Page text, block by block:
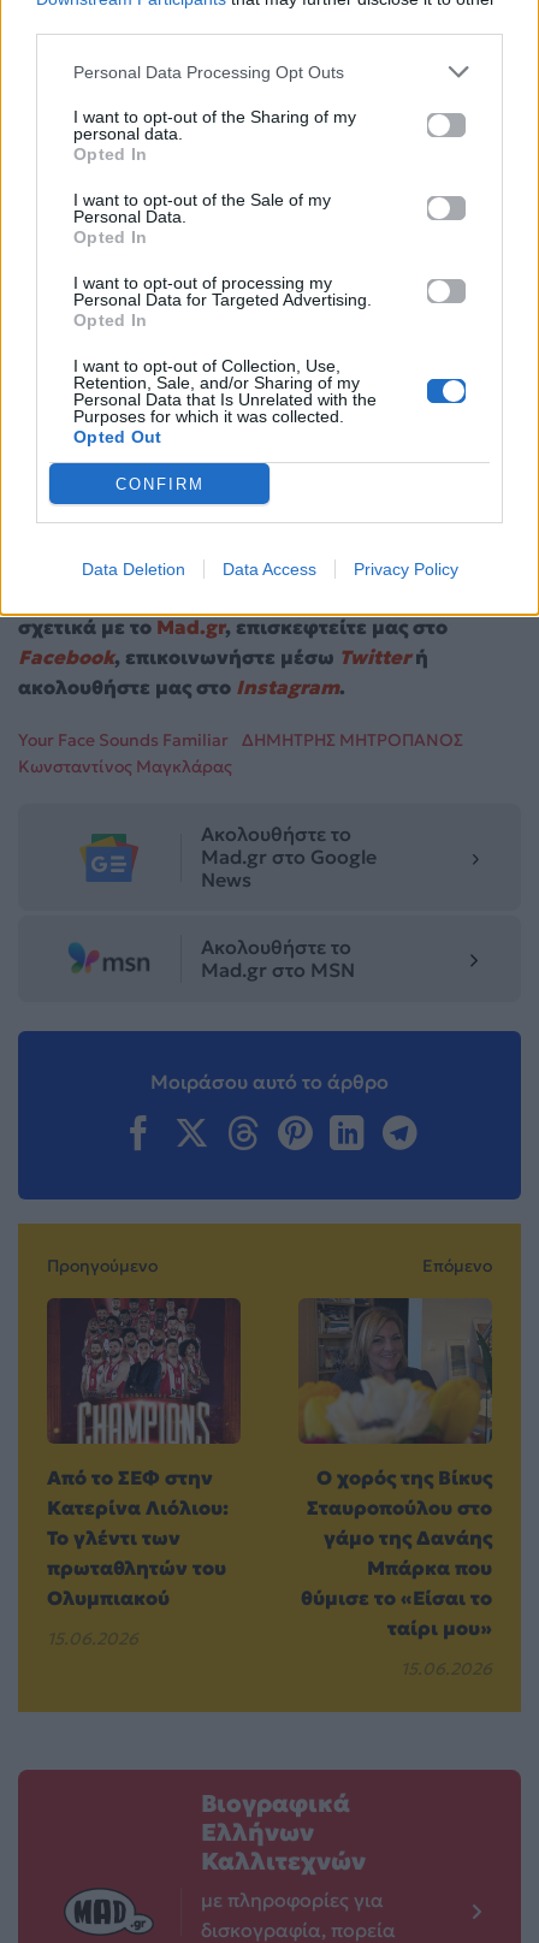
Personal Data Processing Opt Outs
I want to opt-out of the Sharing of my
personal data.
Opted In
I want to opt-out of the Sale of my
Personal Data.
Opted In
I want to opt-out of processing my
Personal Data for Targeted Advertising.
Opted In
I want to opt-out of Collection, Use,
Retention, Sale, and/or Sharing of my
Personal Data that Is Unrelated with the
Purposes for which it was collected.
Opted Out
CONFIRM
Data Deletion Data Access Privacy Policy
Οι προσδοκίες για το επόμενο show είναι ήδη
υψηλές, καθώς οι νέες μεταμορφώσεις υπόσχονται
ακόμη περισσότερες εκπλήξεις και δυνατές
«Your Face Sounds Familiar»: Η Αφροδίτη
Χατζημηνά κέρδισε ως Edith Piaf
Από την Edith Piaf έως τον Freddie Mercury
το Your Face Sounds Familiar υπόσχεται μια
σχετικά με το Mad.gr, επισκεφτείτε μας στο
Facebook, επικοινωνήστε μέσω Twitterή
ακολουθήστε μας στο Instagram.
Your Face Sounds Familiar
ΔΗΜΗΤΡΗΣ ΜΗΤΡΟΠΑΝΟΣ
Κωνσταντίνος Μαγκλάρας
Ακολουθήστε το
Mad.gr στο Google
News
Ακολουθήστε το
Mad.gr στο MSN
Μοιράσου αυτό το άρθρο
Προηγούμενο
Από το ΣΕΦ στην
Κατερίνα Λιόλιου:
Το γλέντι των
πρωταθλητών του
Ολυμπιακού
15.06.2026
Επόμενο
Ο χορός της Βίκυς
Σταυροπούλου στο
γάμο της Δανάης
Μπάρκα που
θύμισε το «Είσαι το
ταίρι μου»
15.06.2026
Βιογραφικά
Ελλήνων
Καλλιτεχνών
με πληροφορίες για
δισκογραφία, πορεία